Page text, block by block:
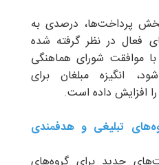
پرداخت‌ها، درصدی به
فعال در نظر گرفته شده
موافقت شورای هماهنگی
انگیزه مبلغان برای
افزایش داده است.
تبلیغی و هدفمندی